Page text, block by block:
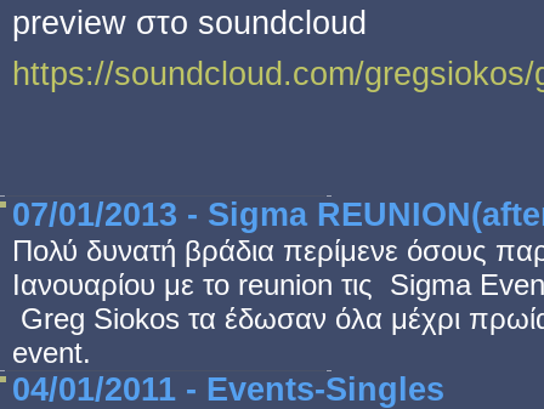
preview στο soundcloud
https://soundcloud.com/
07/01/2013 - Sigma
Πολύ δυνατή βράδια περίμενε όσους
Ιανουαρίου με το reunion τις Sigma
Greg Siokos τα έδωσαν όλα μέχρι
event.
04/01/2011 - Εvents-Singles